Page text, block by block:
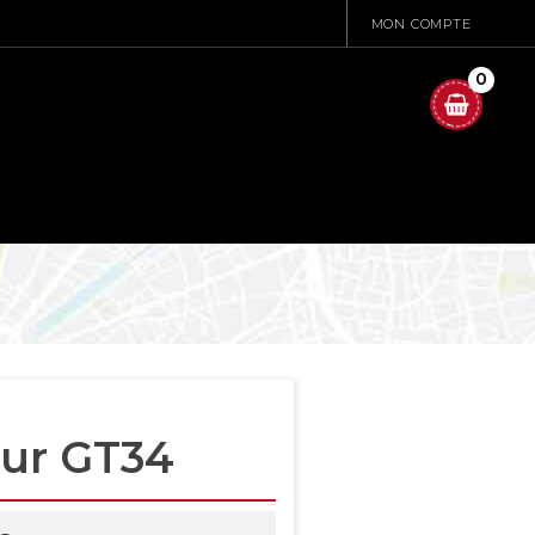
MON COMPTE
0
GT34